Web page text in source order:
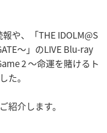
や、「THE IDOLM@S
〜」のLIVE Blu-ray
2 ～命運を賭けるト
た。
紹介します。